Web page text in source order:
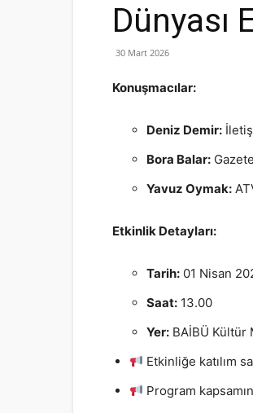
Dünyası
30 Mart 2026
Konuşmacılar:
Deniz Demir:
Bora Balar:
Yavuz Oymak:
Etkinlik Detayları:
Tarih: 01 Nisan
Saat: 13.00
Yer: BAİBÜ Kültür
Etkinliğe katılım
Program